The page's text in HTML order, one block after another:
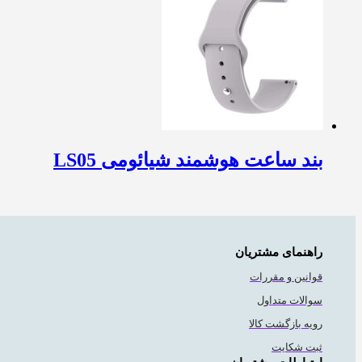
بند ساعت هوشمند شیائومی LS05
راهنمای مشتریان
قوانین و مقررات
سوالات متداول
رویه بازگشت کالا
ثبت شکایت